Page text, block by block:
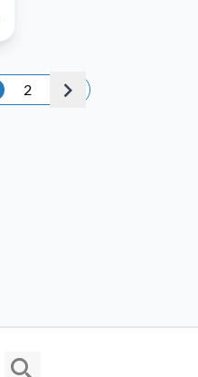
2